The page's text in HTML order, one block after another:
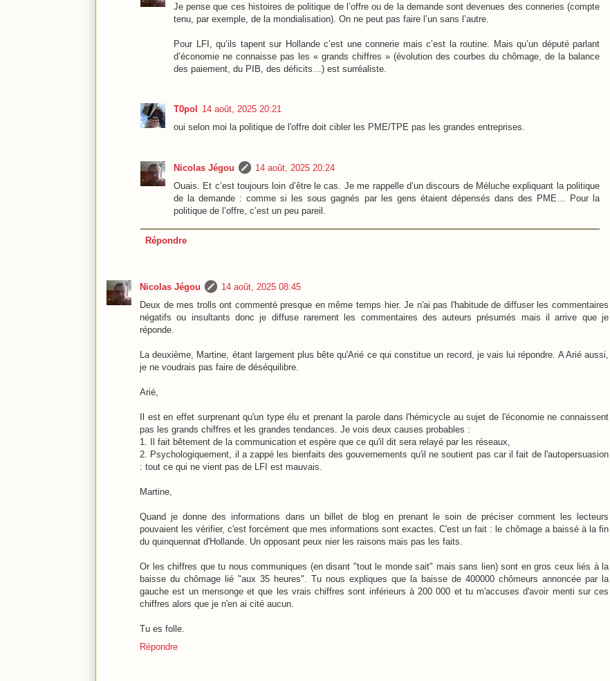
Je pense que ces histoires de politique de l’offre ou de la demande sont devenues des conneries (compte
tenu, par exemple, de la mondialisation). On ne peut pas faire l’un sans l’autre.
Pour LFI, qu’ils tapent sur Hollande c’est une connerie mais c’est la routine. Mais qu’un député parlant
d’économie ne connaisse pas les « grands chiffres » (évolution des courbes du chômage, de la balance
des paiement, du PIB, des déficits…) est surréaliste.
T0pol
14 août, 2025 20:21
oui selon moi la politique de l'offre doit cibler les PME/TPE pas les grandes entreprises.
Nicolas Jégou
14 août, 2025 20:24
Ouais. Et c’est toujours loin d’être le cas. Je me rappelle d’un discours de Méluche expliquant la politique
de la demande : comme si les sous gagnés par les gens étaient dépensés dans des PME… Pour la
politique de l’offre, c’est un peu pareil.
Répondre
Nicolas Jégou
14 août, 2025 08:45
Deux de mes trolls ont commenté presque en même temps hier. Je n'ai pas l'habitude de diffuser les commentaires
négatifs ou insultants donc je diffuse rarement les commentaires des auteurs présumés mais il arrive que je
réponde.
La deuxième, Martine, étant largement plus bête qu'Arié ce qui constitue un record, je vais lui répondre. A Arié aussi,
je ne voudrais pas faire de déséquilibre.
Arié,
Il est en effet surprenant qu'un type élu et prenant la parole dans l'hémicycle au sujet de l'économie ne connaissent
pas les grands chiffres et les grandes tendances. Je vois deux causes probables :
1. Il fait bêtement de la communication et espère que ce qu'il dit sera relayé par les réseaux,
2. Psychologiquement, il a zappé les bienfaits des gouvernements qu'il ne soutient pas car il fait de l'autopersuasion
: tout ce qui ne vient pas de LFI est mauvais.
Martine,
Quand je donne des informations dans un billet de blog en prenant le soin de préciser comment les lecteurs
pouvaient les vérifier, c'est forcément que mes informations sont exactes. C'est un fait : le chômage a baissé à la fin
du quinquennat d'Hollande. Un opposant peux nier les raisons mais pas les faits.
Or les chiffres que tu nous communiques (en disant "tout le monde sait" mais sans lien) sont en gros ceux liés à la
baisse du chômage lié "aux 35 heures". Tu nous expliques que la baisse de 400000 chômeurs annoncée par la
gauche est un mensonge et que les vrais chiffres sont inférieurs à 200 000 et tu m'accuses d'avoir menti sur ces
chiffres alors que je n'en ai cité aucun.
Tu es folle.
Répondre